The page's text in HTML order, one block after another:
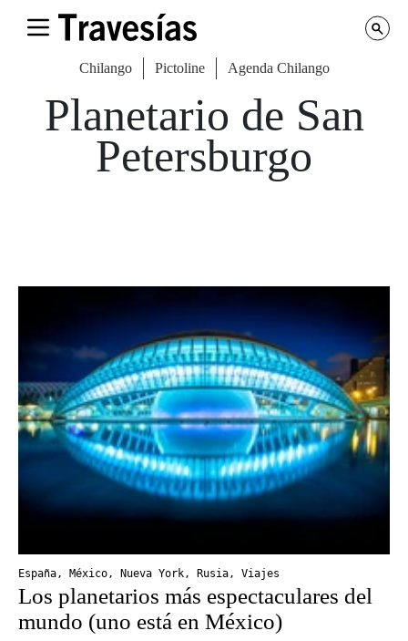
Chilango Pictoline Agenda Chilango
Planetario de San
Petersburgo
España, México, Nueva York, Rusia, Viajes
Los planetarios más espectaculares del
mundo (uno está en México)